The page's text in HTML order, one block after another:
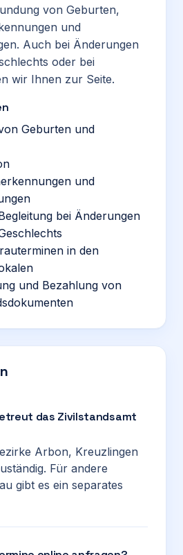
von Geburten,
und
Auch bei Änderungen
oder bei
wir Ihnen zur Seite.
Geburten und
und
bei Änderungen
in den
und Bezahlung von
das Zivilstandsamt
Arbon, Kreuzlingen
Für andere
gibt es ein separates